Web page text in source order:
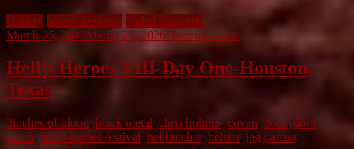
Gallery Show Reviews Video Concerts
March 25, 2026March 29, 2026Darren Cowan
Hell’s Heroes VIII-Day One-Houston,
Texas
3inches of blood, black metal, chris holmes, coven, doro, doro
pesch, hell's heroes festival, hellbutcher, helstar, jag panzer,